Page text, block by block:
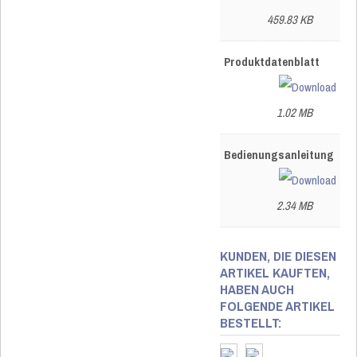
459.83 KB
Produktdatenblatt
1.02 MB
Bedienungsanleitung
2.34 MB
KUNDEN, DIE DIESEN
ARTIKEL KAUFTEN,
HABEN AUCH
FOLGENDE ARTIKEL
BESTELLT: